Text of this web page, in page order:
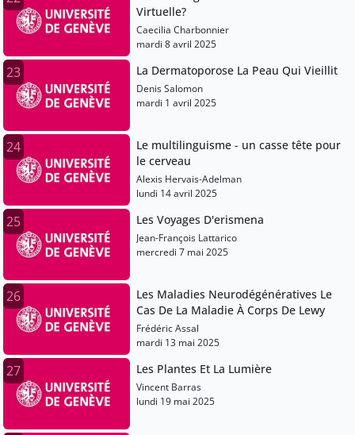
Virtuelle?
Caecilia Charbonnier
mardi 8 avril 2025
23 La Dermatoporose La Peau Qui Vieillit
Denis Salomon
mardi 1 avril 2025
24
Le multilinguisme - un casse tête pour
le cerveau
Alexis Hervais-Adelman
lundi 14 avril 2025
25 Les Voyages D'erismena
Jean-François Lattarico
mercredi 7 mai 2025
26
Les Maladies Neurodégénératives Le
Cas De La Maladie À Corps De Lewy
Frédéric Assal
mardi 13 mai 2025
27 Les Plantes Et La Lumière
Vincent Barras
lundi 19 mai 2025